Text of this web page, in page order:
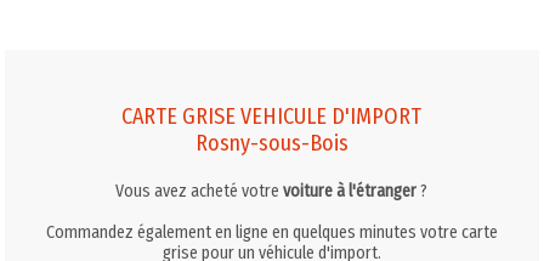
CARTE GRISE VEHICULE D'IMPORT
Rosny-sous-Bois
Vous avez acheté votrevoiture à l'étranger?
Commandez également en ligne en quelques minutes votre carte
grise pour un véhicule d'import.